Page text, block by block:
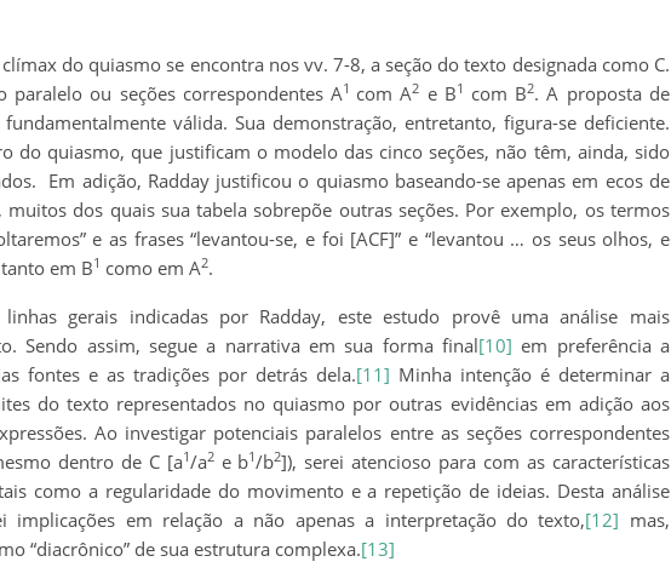
do quiasmo se encontra nos vv. 7-8, a seção do texto designada como C.
paralelo ou seções correspondentes A1 com A2 e B1 com B2. A proposta de
fundamentalmente válida. Sua demonstração, entretanto, figura-se deficiente.
do quiasmo, que justificam o modelo das cinco seções, não têm, ainda, sido
Em adição, Radday justificou o quiasmo baseando-se apenas em ecos de
muitos dos quais sua tabela sobrepõe outras seções. Por exemplo, os termos
e as frases “levantou-se, e foi [ACF]” e “levantou … os seus olhos, e
em B1 como em A2.
linhas gerais indicadas por Radday, este estudo provê uma análise mais
Sendo assim, segue a narrativa em sua forma final[10] em preferência a
fontes e as tradições por detrás dela.[11] Minha intenção é determinar a
do texto representados no quiasmo por outras evidências em adição aos
Ao investigar potenciais paralelos entre as seções correspondentes
dentro de C [a1/a2e b1/b2]), serei atencioso para com as características
como a regularidade do movimento e a repetição de ideias. Desta análise
implicações em relação a não apenas a interpretação do texto,[12] mas,
“diacrônico” de sua estrutura complexa.[13]